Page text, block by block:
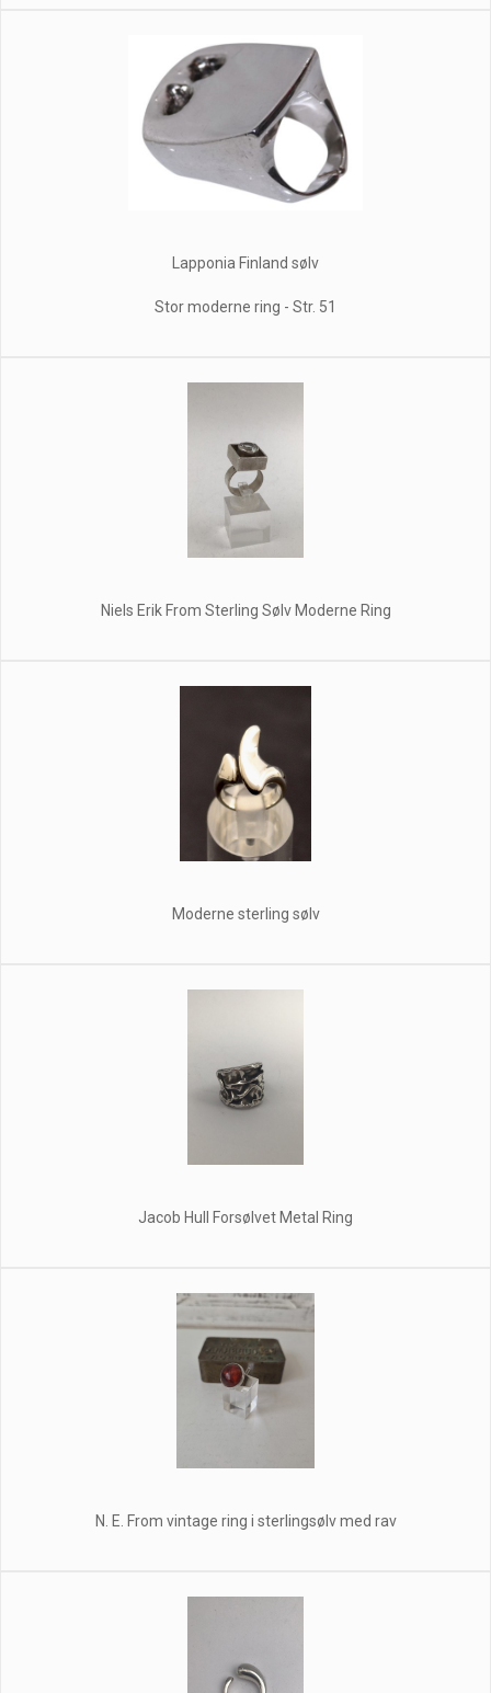
Lapponia Finland sølv
Stor moderne ring - Str. 51
Niels Erik From Sterling Sølv Moderne Ring
Moderne sterling sølv
Jacob Hull Forsølvet Metal Ring
N. E. From vintage ring i sterlingsølv med rav